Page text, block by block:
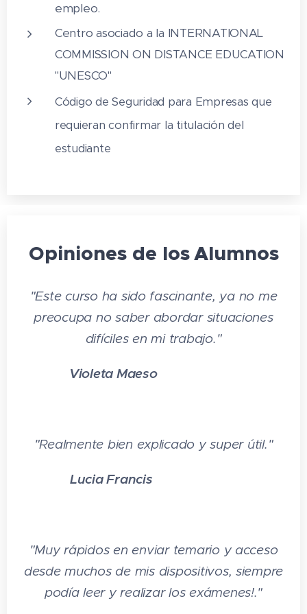
empleo.
Centro asociado a la INTERNATIONAL
COMMISSION ON DISTANCE EDUCATION
"UNESCO"
Código de Seguridad para Empresas que
requieran confirmar la titulación del
estudiante
Opiniones de losAlumnos
"Este curso ha sido fascinante, ya no me
preocupa no saber abordar situaciones
difíciles en mi trabajo."
Violeta Maeso
"Realmente bien explicado y super útil."
Lucia Francis
"Muy rápidos en enviar temario y acceso
desde muchos de mis dispositivos, siempre
podía leer y realizar los exámenes!."